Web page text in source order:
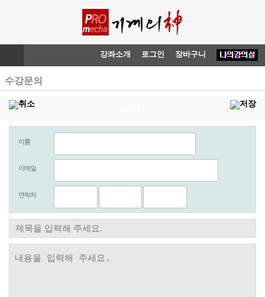
강좌소개 로그인 장바구니
수강문의
이름
이메일
연락처